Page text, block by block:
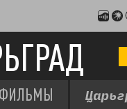
ФИЛЬМЫ